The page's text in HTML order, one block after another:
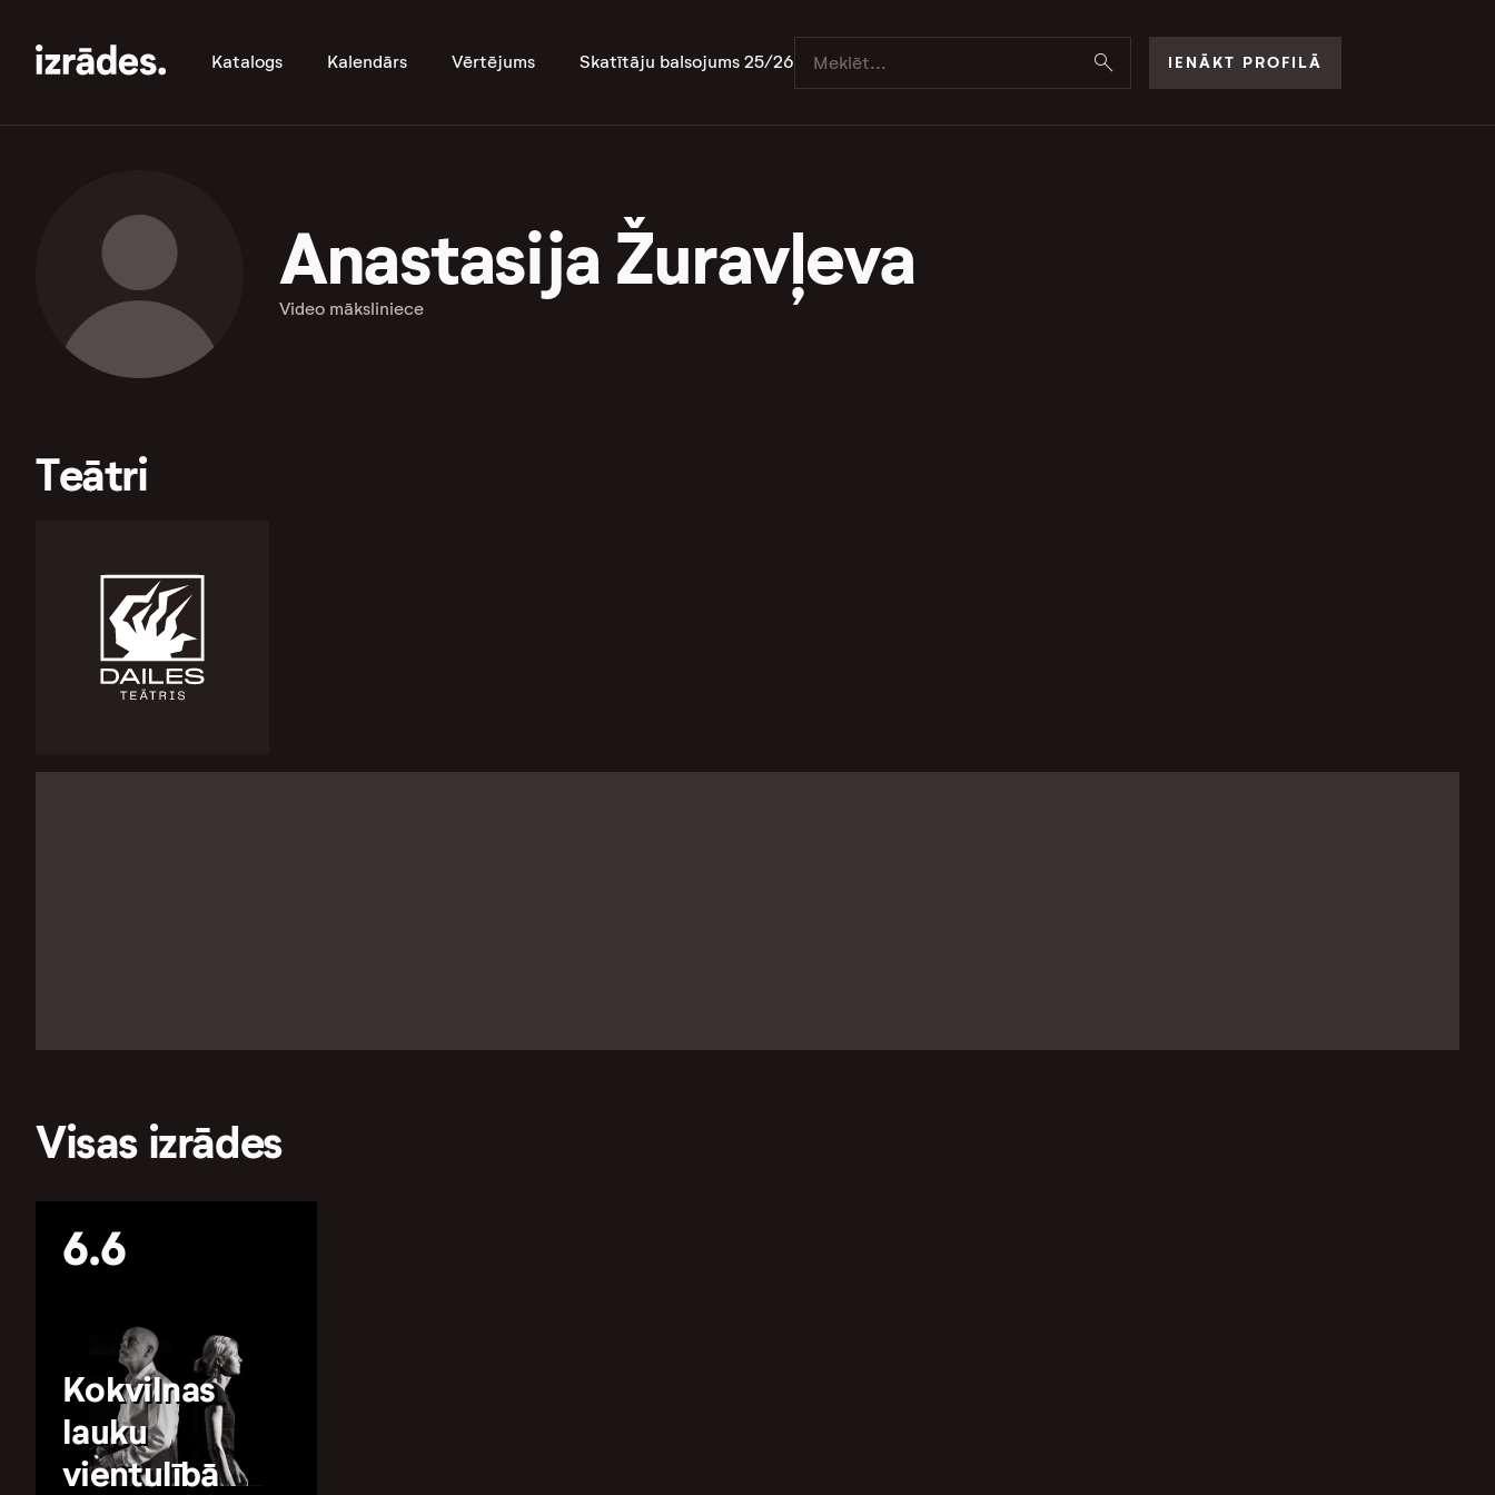
Katalogs Kalendārs Vērtējums Skatītāju balsojums 25/26 IENĀKT PROFILĀ
Anastasija Žuravļeva
Video māksliniece
Teātri
Visas izrādes
6.6
Kokvilnas
lauku
vientulībā